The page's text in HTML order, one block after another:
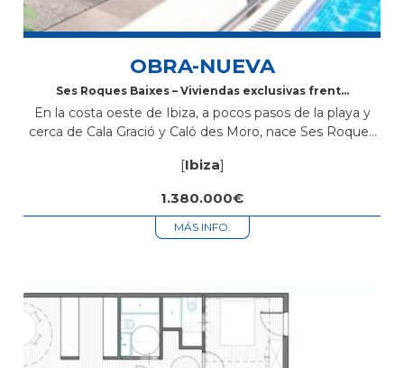
OBRA-NUEVA
Ses Roques Baixes – Viviendas exclusivas frente
En la costa oeste de Ibiza, a pocos pasos de la playa y
cerca de Cala Gració y Caló des Moro, nace Ses Roques
ibicenco,...
[Ibiza]
1.380.000€
MÁS INFO.